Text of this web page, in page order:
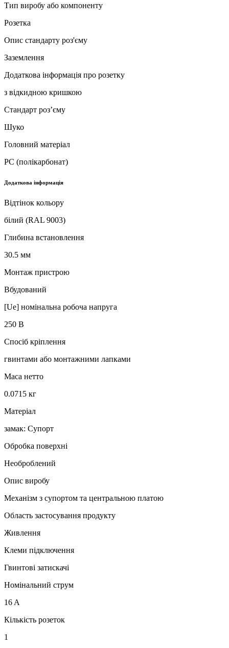
Тип виробу або компоненту
Розетка
Опис стандарту роз'єму
Заземлення
Додаткова інформація про розетку
з відкидною кришкою
Стандарт роз’єму
Шуко
Головний матеріал
PC (полікарбонат)
Додаткова інформація
Відтінок кольору
білий (RAL 9003)
Глибина встановлення
30.5 мм
Монтаж пристрою
Вбудований
[Ue] номінальна робоча напруга
250 В
Спосіб кріплення
гвинтами або монтажними лапками
Маса нетто
0.0715 кг
Матеріал
замак: Супорт
Обробка поверхні
Необроблений
Опис виробу
Механізм з супортом та центральною платою
Область застосування продукту
Живлення
Клеми підключення
Гвинтові затискачі
Номінальний струм
16 A
Кількість розеток
1